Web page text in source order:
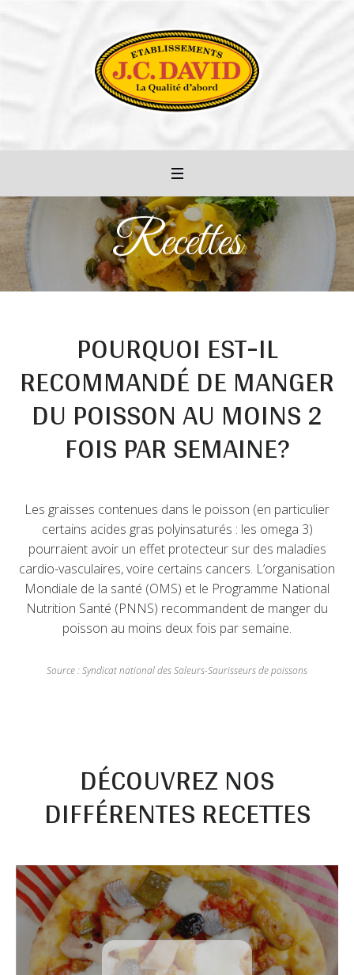
Recettes
POURQUOI EST-IL
RECOMMANDÉ DE MANGER
DU POISSON AU MOINS 2
FOIS PAR SEMAINE?
Les graisses contenues dans le poisson (en particulier
certains acides gras polyinsaturés : les omega 3)
pourraient avoir un effet protecteur sur des maladies
cardio-vasculaires, voire certains cancers. L’organisation
Mondiale de la santé (OMS) et le Programme National
Nutrition Santé (PNNS) recommandent de manger du
poisson au moins deux fois par semaine.
Source : Syndicat national des Saleurs-Saurisseurs de poissons
DÉCOUVREZ NOS
DIFFÉRENTES RECETTES